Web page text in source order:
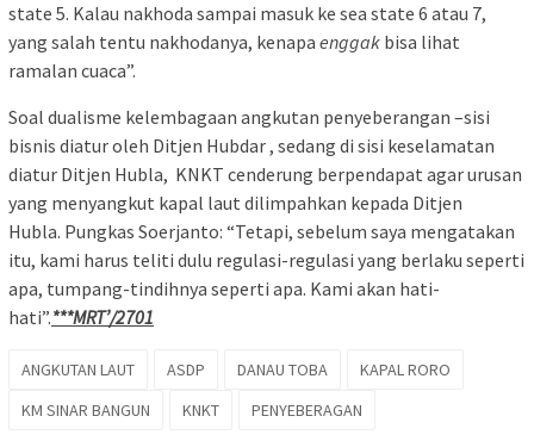
state 5. Kalau nakhoda sampai masuk ke sea state 6 atau 7,
yang salah tentu nakhodanya, kenapa enggak bisa lihat
ramalan cuaca”.
Soal dualisme kelembagaan angkutan penyeberangan –sisi
bisnis diatur oleh Ditjen Hubdar , sedang di sisi keselamatan
diatur Ditjen Hubla, KNKT cenderung berpendapat agar urusan
yang menyangkut kapal laut dilimpahkan kepada Ditjen
Hubla. Pungkas Soerjanto: “Tetapi, sebelum saya mengatakan
itu, kami harus teliti dulu regulasi-regulasi yang berlaku seperti
apa, tumpang-tindihnya seperti apa. Kami akan hati-
hati”.***MRT’/2701
ANGKUTAN LAUT ASDP DANAU TOBA
KAPAL RORO
KM SINAR BANGUN
KNKT PENYEBERAGAN